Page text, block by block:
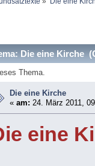
Die eine Kirche
Thema.
Die eine Kirche
«am: 24. März 2011,
eine